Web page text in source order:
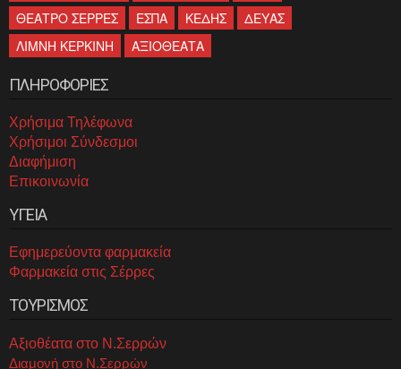
ΘΕΑΤΡΟ ΣΕΡΡΕΣ
ΕΣΠΑ ΚΕΔΗΣ
ΔΕΥΑΣ
ΛΙΜΝΗ ΚΕΡΚΙΝΗ
ΑΞΙΟΘΕΑΤΑ
ΠΛΗΡΟΦΟΡΙΕΣ
Χρήσιμα Τηλέφωνα
Χρήσιμοι Σύνδεσμοι
Διαφήμιση
Επικοινωνία
ΥΓΕΙΑ
Εφημερεύοντα φαρμακεία
Φαρμακεία στις Σέρρες
ΤΟΥΡΙΣΜΟΣ
Αξιοθέατα στο Ν.Σερρών
Διαμονή στο Ν.Σερρών